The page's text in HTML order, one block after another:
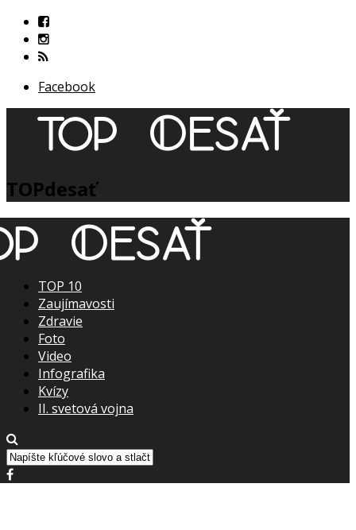
Facebook
TOPdesať
TOP 10
Zaujímavosti
Zdravie
Foto
Video
Infografika
Kvízy
II. svetová vojna